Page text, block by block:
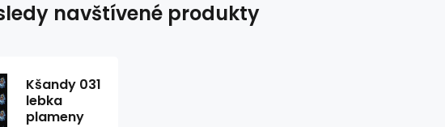
navštívené produkty
Kšandy 031
lebka
plameny